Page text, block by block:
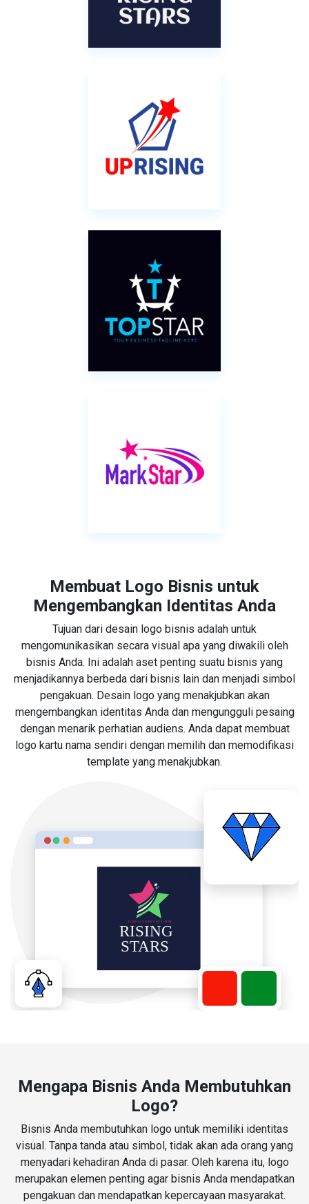
Membuat Logo Bisnis untuk
Mengembangkan Identitas Anda
Tujuan dari desain logo bisnis adalah untuk
mengomunikasikan secara visual apa yang diwakili oleh
bisnis Anda. Ini adalah aset penting suatu bisnis yang
menjadikannya berbeda dari bisnis lain dan menjadi simbol
pengakuan. Desain logo yang menakjubkan akan
mengembangkan identitas Anda dan mengungguli pesaing
dengan menarik perhatian audiens. Anda dapat membuat
logo kartu nama sendiri dengan memilih dan memodifikasi
template yang menakjubkan.
Mengapa Bisnis Anda Membutuhkan
Logo?
Bisnis Anda membutuhkan logo untuk memiliki identitas
visual. Tanpa tanda atau simbol, tidak akan ada orang yang
menyadari kehadiran Anda di pasar. Oleh karena itu, logo
merupakan elemen penting agar bisnis Anda mendapatkan
pengakuan dan mendapatkan kepercayaan masyarakat.